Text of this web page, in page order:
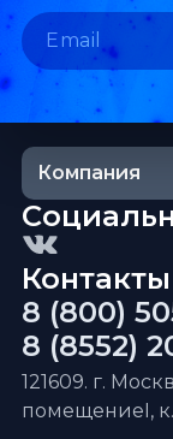
Компания
Контакты
8 (800)
8 (8552)
121609. г.
помещениеI,